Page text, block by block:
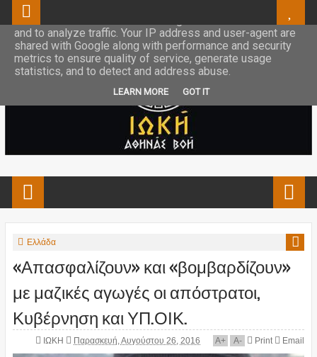
Ελλάδα
«Απασφαλίζουν» και «βομβαρδίζουν»
με μαζικές αγωγές οι απόστρατοι,
Κυβέρνηση και ΥΠ.ΟΙΚ.
ΙΩΚΗ Παρασκευή, Αυγούστου 26, 2016 A+ A- Print Email
This site uses cookies from Google to deliver its services
and to analyze traffic. Your IP address and user-agent are
shared with Google along with performance and security
metrics to ensure quality of service, generate usage
statistics, and to detect and address abuse.
LEARN MORE GOT IT